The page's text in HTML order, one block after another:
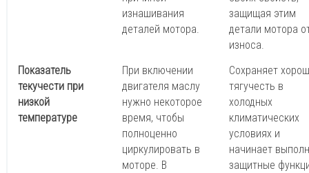
изнашивания
деталей мотора.
защищая этим
детали мотора
износа.
Показатель
текучести при
низкой
температуре
При включении
двигателя маслу
нужно некоторое
время, чтобы
полноценно
циркулировать в
моторе. В
Сохраняет
тягучесть в
холодных
климатических
условиях и
начинает
защитные